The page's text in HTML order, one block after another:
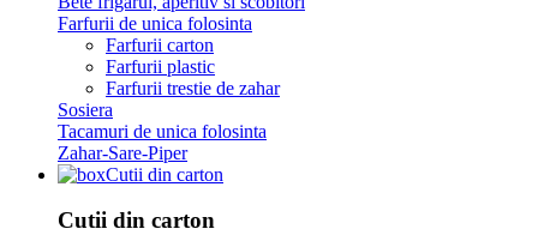
Farfurii de unica folosinta
Farfurii carton
Farfurii plastic
Farfurii trestie de zahar
Sosiera
Tacamuri de unica folosinta
Zahar-Sare-Piper
Cutii din carton
Cutii din carton